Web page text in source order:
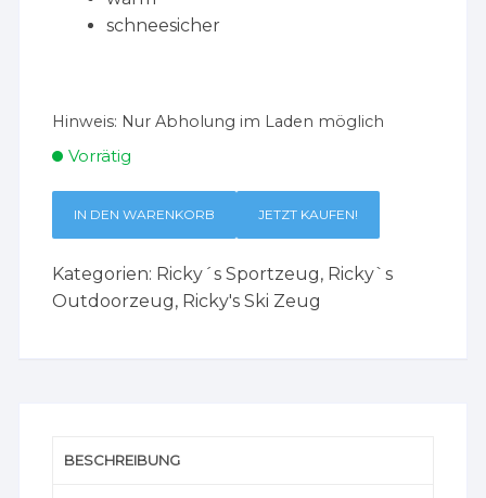
schneesicher
Hinweis: Nur Abholung im Laden möglich
Vorrätig
IN DEN WARENKORB JETZT KAUFEN!
Kategorien: Ricky´s Sportzeug, Ricky`s
Outdoorzeug, Ricky's Ski Zeug
BESCHREIBUNG